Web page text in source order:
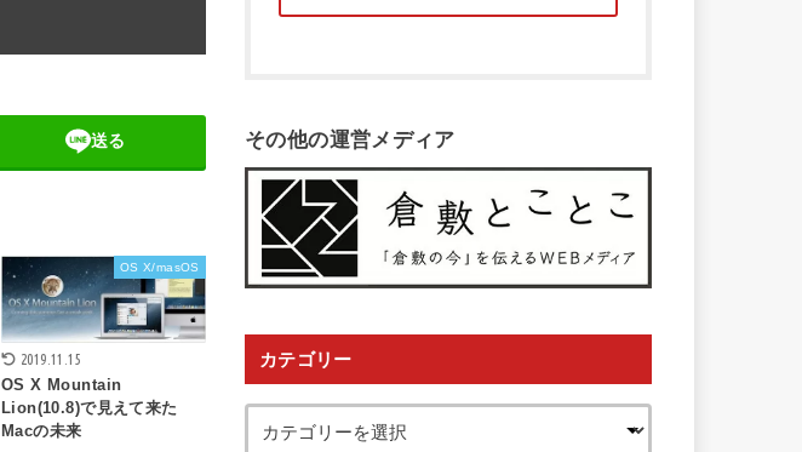
送る
OS X/masOS
2019.11.15
OS X Mountain
Lion(10.8)で見えて来た
Macの未来
その他の運営メディア
カテゴリー